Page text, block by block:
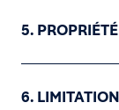
5.
6.